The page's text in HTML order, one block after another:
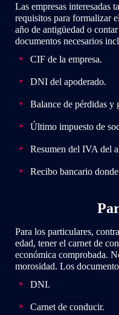
Las empresas interesadas
requisitos para formalizar
año de antigüedad o
documentos necesarios
CIF de la empresa.
DNI del apoderado.
Balance de pérdidas y
Último impuesto de
Resumen del IVA del
Recibo bancario
Para los particulares,
edad, tener el carnet de
económica comprobada.
morosidad. Los
DNI.
Carnet de conducir.